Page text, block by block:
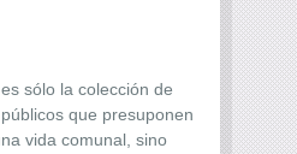
sólo la colección de
que presuponen
vida comunal, sino